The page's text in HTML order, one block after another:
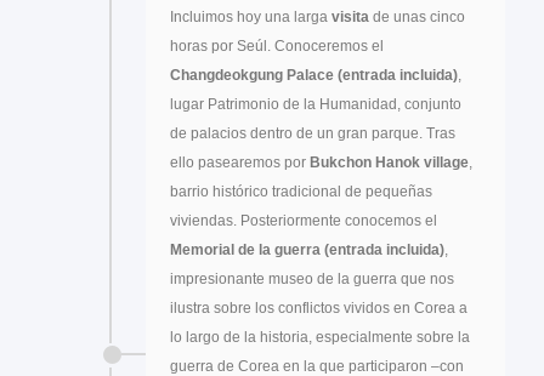
Incluimos hoy una larga visita de unas cinco
horas por Seúl. Conoceremos el
Changdeokgung Palace (entrada incluida)
lugar Patrimonio de la Humanidad, conjunto
de palacios dentro de un gran parque. Tras
ello pasearemos por Bukchon Hanok village
barrio histórico tradicional de pequeñas
viviendas. Posteriormente conocemos el
Memorial de la guerra (entrada incluida)
impresionante museo de la guerra que nos
ilustra sobre los conflictos vividos en Corea a
lo largo de la historia, especialmente sobre la
guerra de Corea en la que participaron –con